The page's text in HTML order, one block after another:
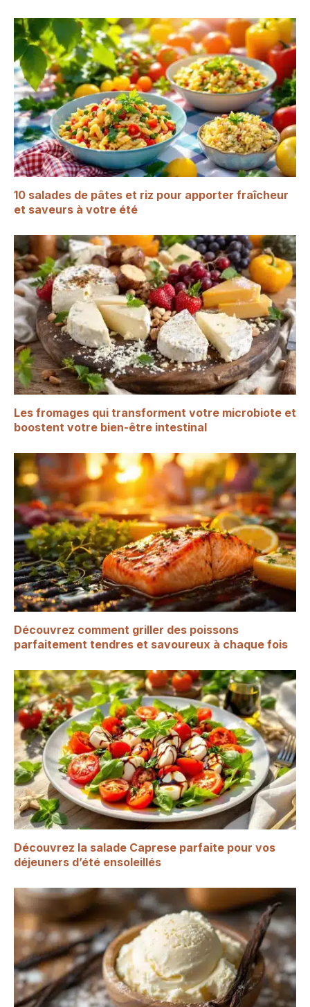
10 salades de pâtes et riz pour apporter fraîcheur
et saveurs à votre été
Les fromages qui transforment votre microbiote et
boostent votre bien-être intestinal
Découvrez comment griller des poissons
parfaitement tendres et savoureux à chaque fois
Découvrez la salade Caprese parfaite pour vos
déjeuners d’été ensoleillés